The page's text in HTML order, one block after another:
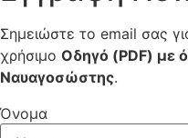
Σημειώστε το email σας
χρήσιμο Οδηγό (PDF) με
Ναυαγοσώστης.
Όνομα